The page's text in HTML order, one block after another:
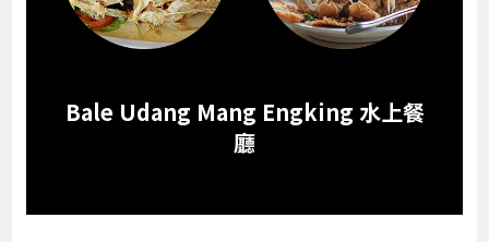
Bale Udang Mang Engking 水上餐
廳